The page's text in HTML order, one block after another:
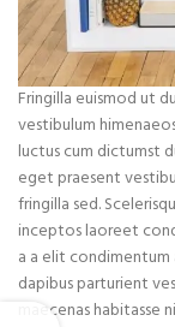
Fringilla euismod ut
vestibulum
luctus cum dictumst
eget praesent
fringilla sed.
inceptos laoreet
a a elit condimentum
dapibus parturient
maecenas